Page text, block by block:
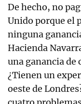
De hecho, no
Unido porque el
ninguna
Hacienda
una ganancia de
¿Tienen un
oeste de